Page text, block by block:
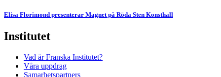
Elisa Florimond presenterar Magnet på Röda Sten Konsthall
Institutet
Vad är Franska Institutet?
Våra uppdrag
Samarbetspartners